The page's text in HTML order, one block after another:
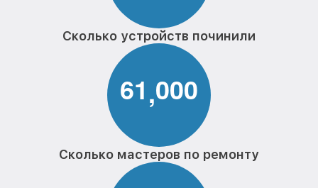
Сколько устройств починили
61,000
Сколько мастеров по ремонту